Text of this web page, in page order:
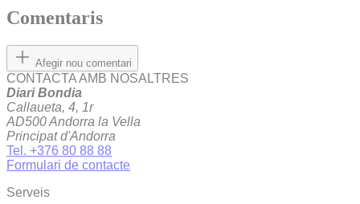
Comentaris
Afegir nou comentari
CONTACTA AMB NOSALTRES
Diari Bondia
Callaueta, 4, 1r
AD500 Andorra la Vella
Principat d'Andorra
Tel. +376 80 88 88
Formulari de contacte
Serveis